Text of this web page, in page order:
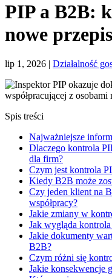
PIP a B2B:
nowe
lip 1, 2026 Działalność
Spis treści
Najważniejsze
Dlaczego kontrola
dla firm?
Czym jest kontrola
Kiedy B2B może
Czy jeden klient na
współpracy?
Jakie zmiany w
Jak wygląda
Jakie dokumenty
B2B?
Czym różni się
Jakie konsekwencje